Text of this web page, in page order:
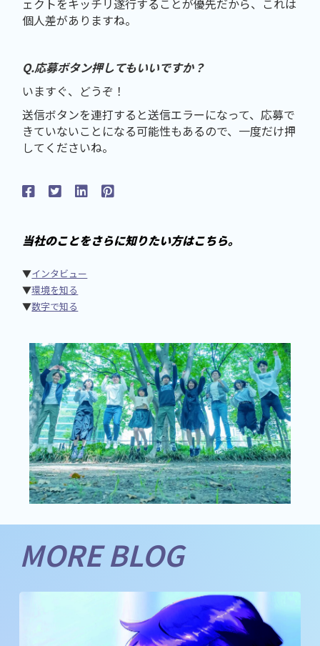
個人差がありますね。
Q.応募ボタン押してもいいですか？
いますぐ、どうぞ！
送信ボタンを連打すると送信エラーになって、応募で
きていないことになる可能性もあるので、一度だけ押
してくださいね。
当社のことをさらに知りたい方はこちら。
▼インタビュー
▼環境を知る
▼数字で知る
MORE BLOG